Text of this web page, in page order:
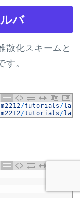
バ
散化スキームと
す。
/tutorials /
/tutorials /